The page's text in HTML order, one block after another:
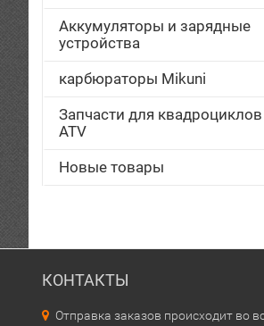
Аккумуляторы и зарядные
устройства
карбюраторы Mikuni
Запчасти для квадроциклов
ATV
Новые товары
КОНТАКТЫ
Отправка заказов происходит во